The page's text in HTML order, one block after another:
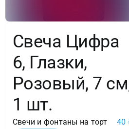
Свеча Цифра
6, Глазки,
Розовый, 7
1 шт.
Свечи и фонтаны на торт 40